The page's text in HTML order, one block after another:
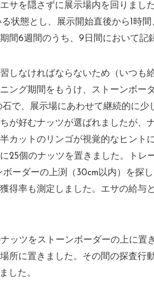
サを隠さずに展示場内を回りまし
状態とし、展示開始直後から1時
間6週間のうち、9日間において記
しなければならないため（いつも
ング期間をもうけ、ストーンボー
で、展示場にあわせて継続的に
が好むナッツが選ばれましたが、
カットのリンゴが視覚的なヒント
25個のナッツを置きました。トレ
ーダーの上渕（30cm以内）を探
得率も測定しました。エサの給与
ッツをストーンボーダーの上に置
所に置きました。その間の探査行
した。